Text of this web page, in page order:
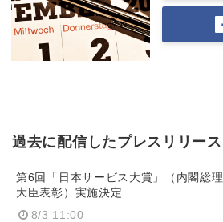
過去に配信したプレスリリース
第6回「日本サービス大賞」（内閣総理
大臣表彰）実施決定
8/3 11:00